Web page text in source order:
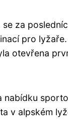
za
pro
otevřena
nabídku
v alpském